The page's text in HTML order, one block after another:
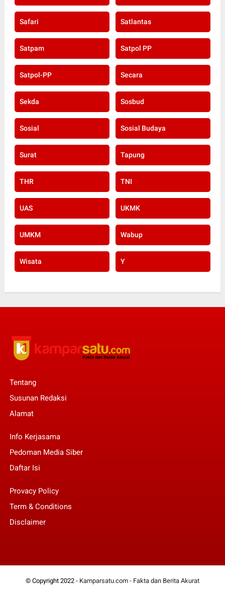
Safari Satlantas
Satpam Satpol PP
Satpol-PP Secara
Sekda Sosbud
Sosial Sosial Budaya
Surat Tapung
THR TNI
UAS UKMK
UMKM Wabup
Wisata Y
Tentang
Susunan Redaksi
Alamat
Info Kerjasama
Pedoman Media Siber
Daftar Isi
Provacy Policy
Term & Conditions
Disclaimer
© Copyright 2022 - Kamparsatu.com - Fakta dan Berita Akurat